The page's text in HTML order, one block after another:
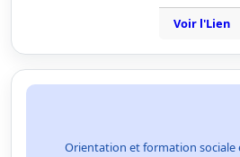
Voir l'Lien
Orientation et formation sociale